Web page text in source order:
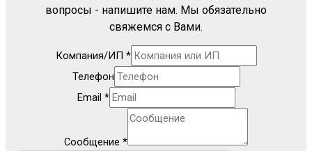
вопросы - напишите нам. Мы обязательно
свяжемся с Вами.
Компания/ИП *
Телефон
Email *
Сообщение *